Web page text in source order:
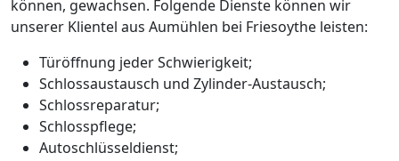
können, gewachsen. Folgende Dienste können wir
unserer Klientel aus Aumühlen bei Friesoythe leisten:
Türöffnung jeder Schwierigkeit;
Schlossaustausch und Zylinder-Austausch;
Schlossreparatur;
Schlosspflege;
Autoschlüsseldienst;